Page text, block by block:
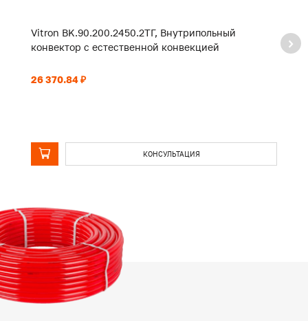
Vitron BK.90.200.2450.2ТГ, Внутрипольный
конвектор с естественной конвекцией
26 370.84 ₽
КОНСУЛЬТАЦИЯ